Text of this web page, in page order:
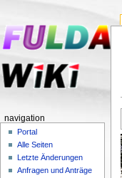
navigation
Portal
Alle Seiten
Letzte Änderungen
Anfragen und Anträge